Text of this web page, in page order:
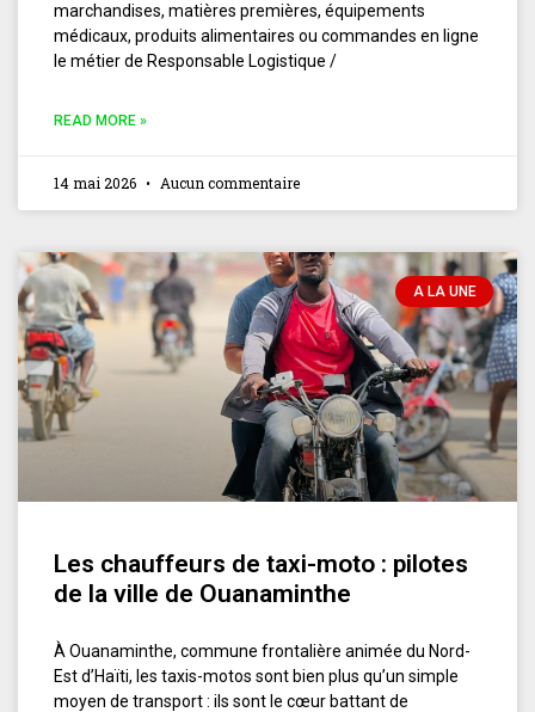
marchandises, matières premières, équipements
médicaux, produits alimentaires ou commandes en ligne
le métier de Responsable Logistique /
READ MORE »
14 mai 2026 Aucun commentaire
A LA UNE
Les chauffeurs de taxi-moto : pilotes
de la ville de Ouanaminthe
À Ouanaminthe, commune frontalière animée du Nord-
Est d’Haïti, les taxis-motos sont bien plus qu’un simple
moyen de transport : ils sont le cœur battant de